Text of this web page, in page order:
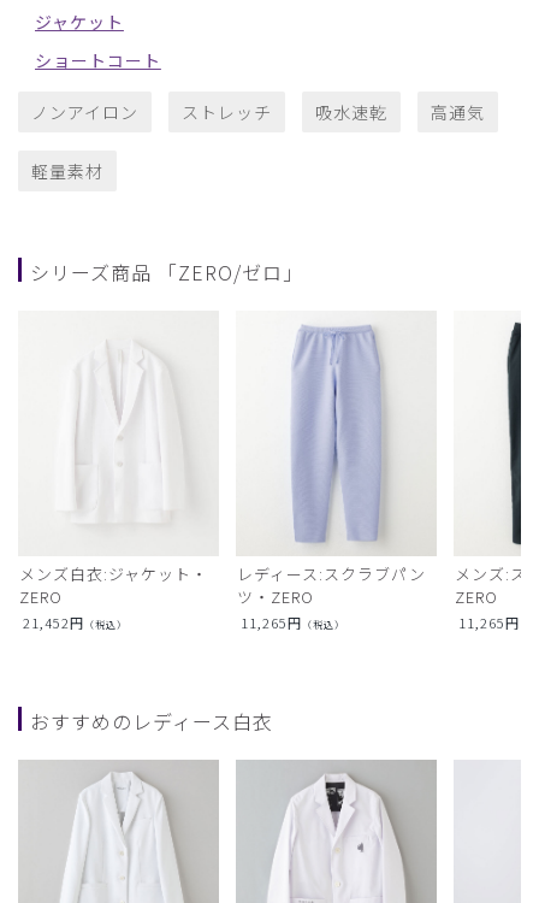
ジャケット
ショートコート
ノンアイロン ストレッチ 吸水速乾 高通気
軽量素材
シリーズ商品 「ZERO/ゼロ」
メンズ白衣:ジャケット・
ZERO
21,452円 （税込）
レディース:スクラブパン
ツ・ZERO
11,265円 （税込）
メンズ:ス
ZERO
11,265円
おすすめのレディース白衣